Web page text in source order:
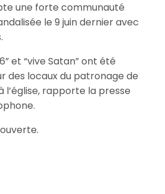
une forte communauté
le 9 juin dernier avec
et “vive Satan” ont été
des locaux du patronage de
l’église, rapporte la presse